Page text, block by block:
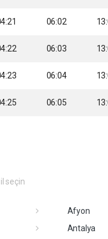
06:02
06:03
06:04
06:05
seçin
Afyon
Antalya